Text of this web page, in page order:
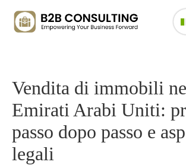
Vendita di immobili
Emirati Arabi Uniti:
passo dopo passo e
legali